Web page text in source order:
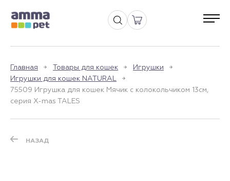
Главная Товары для кошек
Игрушки
Игрушки для кошек NATURAL
75509 Игрушка для кошек Мячик с колокольчиком 13см,
серия X-mas TALES
НАЗАД